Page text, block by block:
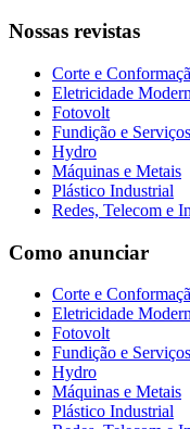
Nossas revistas
Corte e
Eletricidade
Fotovolt
Fundição e Serviços
Hydro
Máquinas e Metais
Plástico Industrial
Redes, Telecom e
Como anunciar
Corte e
Eletricidade
Fotovolt
Fundição e Serviços
Hydro
Máquinas e Metais
Plástico Industrial